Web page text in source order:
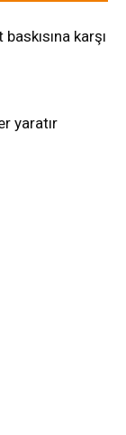
karşı
yaratır